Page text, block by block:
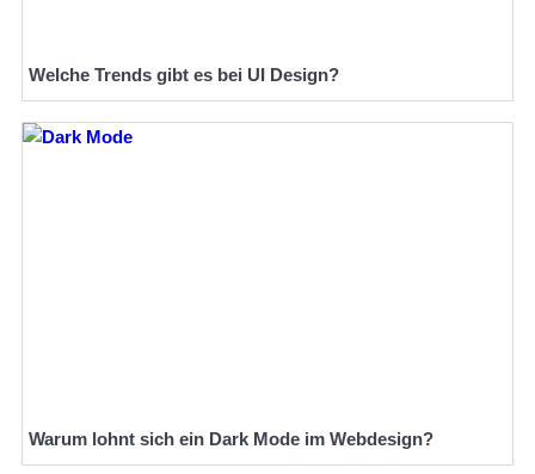
Welche Trends gibt es bei UI Design?
Warum lohnt sich ein Dark Mode im Webdesign?